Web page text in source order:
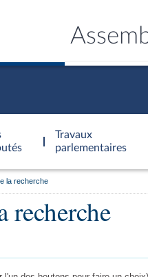
Travaux
parlementaires
la recherche
recherche